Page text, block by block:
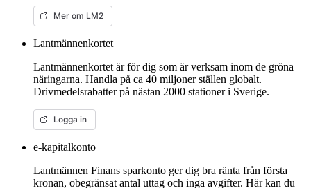
Mer om LM2
Lantmännenkortet
Lantmännenkortet är för dig som är verksam inom de gröna
näringarna. Handla på ca 40 miljoner ställen globalt.
Drivmedelsrabatter på nästan 2000 stationer i Sverige.
Logga in
e-kapitalkonto
Lantmännen Finans sparkonto ger dig bra ränta från första
kronan, obegränsat antal uttag och inga avgifter. Här kan du